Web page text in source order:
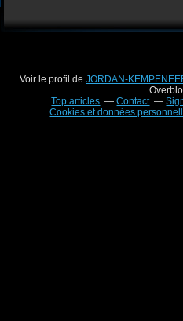
Voir le profil deJORDAN-
Top articles
Contact
Cookies et données